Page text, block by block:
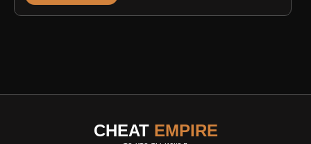
CHEAT EMPIRE